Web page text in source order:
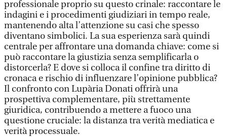
professionale proprio su questo crinale: raccontare le
indagini e i procedimenti giudiziari in tempo reale,
mantenendo alta l’attenzione su casi che spesso
diventano simbolici. La sua esperienza sarà quindi
centrale per affrontare una domanda chiave: come si
può raccontare la giustizia senza semplificarla o
distorcerla? E dove si colloca il confine tra diritto di
cronaca e rischio di influenzare l’opinione pubblica?
Il confronto con Lupària Donati offrirà una
prospettiva complementare, più strettamente
giuridica, contribuendo a mettere a fuoco una
questione cruciale: la distanza tra verità mediatica e
verità processuale.